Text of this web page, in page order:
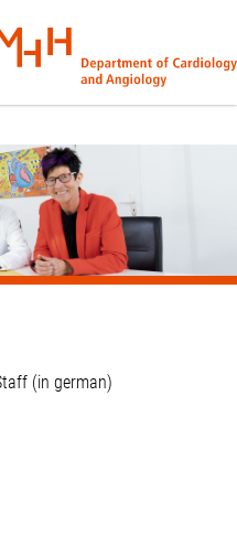
GERMAN)
(in german)